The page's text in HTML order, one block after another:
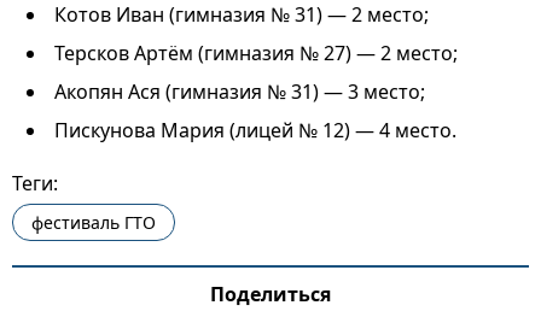
Котов Иван (гимназия № 31) — 2 место;
Терсков Артём (гимназия № 27) — 2 место;
Акопян Ася (гимназия № 31) — 3 место;
Пискунова Мария (лицей № 12) — 4 место.
Теги:
фестиваль ГТО
Поделиться